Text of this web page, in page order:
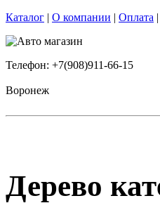
Каталог | О компании | Оплата |
Телефон: +7(908)911-66-15
Воронеж
Дерево